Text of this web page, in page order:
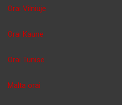
Orai Vilniuje
Orai Kaune
Orai Tunise
Malta orai